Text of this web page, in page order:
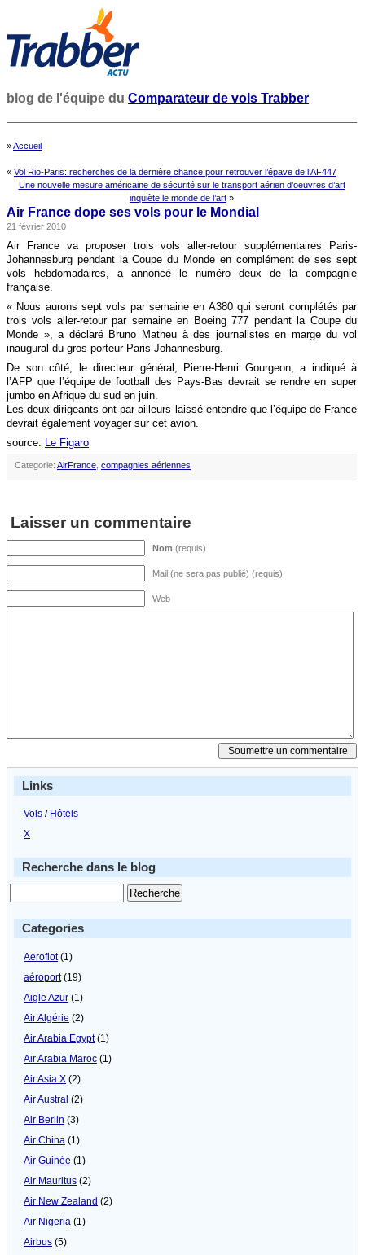
blog de l'équipe du Comparateur de vols Trabber
»Accueil
« Vol Rio-Paris: recherches de la dernière chance pour retrouver l’épave de l’AF447
Une nouvelle mesure américaine de sécurité sur le transport aérien d’oeuvres d’art
inquiète le monde de l’art »
Air France dope ses vols pour le Mondial
21 février 2010
Air France va proposer trois vols aller-retour supplémentaires Paris-
Johannesburg pendant la Coupe du Monde en complément de ses sept
vols hebdomadaires, a annoncé le numéro deux de la compagnie
française.
« Nous aurons sept vols par semaine en A380 qui seront complétés par
trois vols aller-retour par semaine en Boeing 777 pendant la Coupe du
Monde », a déclaré Bruno Matheu à des journalistes en marge du vol
inaugural du gros porteur Paris-Johannesburg.
De son côté, le directeur général, Pierre-Henri Gourgeon, a indiqué à
l’AFP que l’équipe de football des Pays-Bas devrait se rendre en super
jumbo en Afrique du sud en juin.
Les deux dirigeants ont par ailleurs laissé entendre que l’équipe de France
devrait également voyager sur cet avion.
source: Le Figaro
Categorie: AirFrance compagnies aériennes
Laisser un commentaire
Nom (requis)
Mail (ne sera pas publié) (requis)
Web
Links
Vols / Hôtels
X
Recherche dans le blog
Categories
Aeroflot(1)
aéroport(19)
Aigle Azur (1)
Air Algérie (2)
Air Arabia Egypt(1)
Air Arabia Maroc (1)
Air Asia X (2)
Air Austral (2)
Air Berlin (3)
Air China (1)
Air Guinée (1)
Air Mauritus (2)
Air New Zealand (2)
Air Nigeria (1)
Airbus (5)